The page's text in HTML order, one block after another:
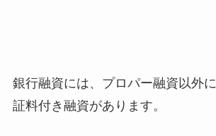
銀行融資には、プロパー融資以外
証料付き融資があります。